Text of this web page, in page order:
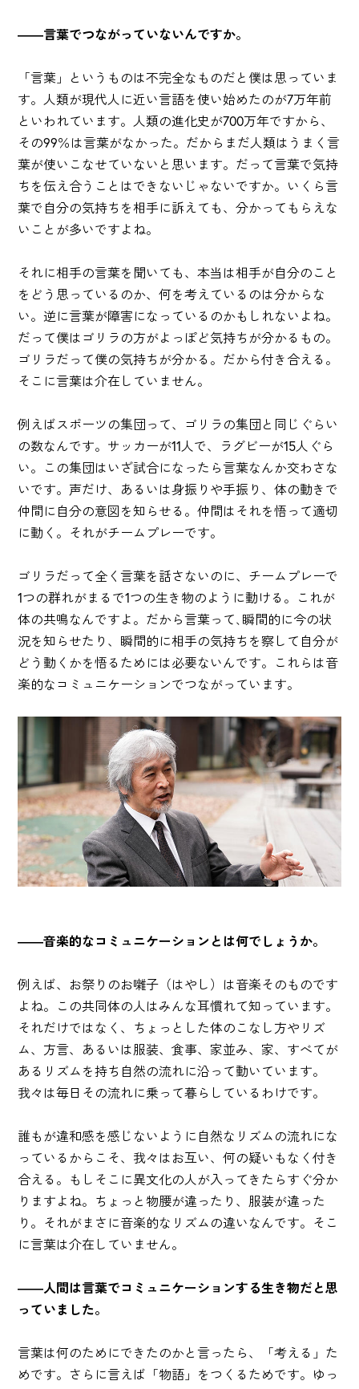
――言葉でつながっていないんですか。
「言葉」というものは不完全なものだと僕は思っていま
す。人類が現代人に近い言語を使い始めたのが7万年前
といわれています。人類の進化史が700万年ですから、
その99％は言葉がなかった。だからまだ人類はうまく言
葉が使いこなせていないと思います。だって言葉で気持
ちを伝え合うことはできないじゃないですか。いくら言
葉で自分の気持ちを相手に訴えても、分かってもらえな
いことが多いですよね。
それに相手の言葉を聞いても、本当は相手が自分のこと
をどう思っているのか、何を考えているのは分からな
い。逆に言葉が障害になっているのかもしれないよね。
だって僕はゴリラの方がよっぽど気持ちが分かるもの。
ゴリラだって僕の気持ちが分かる。だから付き合える。
そこに言葉は介在していません。
例えばスポーツの集団って、ゴリラの集団と同じぐらい
の数なんです。サッカーが11人で、ラグビーが15人ぐら
い。この集団はいざ試合になったら言葉なんか交わさな
いです。声だけ、あるいは身振りや手振り、体の動きで
仲間に自分の意図を知らせる。仲間はそれを悟って適切
に動く。それがチームプレーです。
ゴリラだって全く言葉を話さないのに、チームプレーで
1つの群れがまるで1つの生き物のように動ける。これが
体の共鳴なんですよ。だから言葉って､瞬間的に今の状
況を知らせたり、瞬間的に相手の気持ちを察して自分が
どう動くかを悟るためには必要ないんです。これらは音
楽的なコミュニケーションでつながっています。
――音楽的なコミュニケーションとは何でしょうか。
例えば、お祭りのお囃子（はやし）は音楽そのものです
よね。この共同体の人はみんな耳慣れて知っています。
それだけではなく、ちょっとした体のこなし方やリズ
ム、方言、あるいは服装、食事、家並み、家、すべてが
あるリズムを持ち自然の流れに沿って動いています。
我々は毎日その流れに乗って暮らしているわけです。
誰もが違和感を感じないように自然なリズムの流れにな
っているからこそ、我々はお互い、何の疑いもなく付き
合える。もしそこに異文化の人が入ってきたらすぐ分か
りますよね。ちょっと物腰が違ったり、服装が違った
り。それがまさに音楽的なリズムの違いなんです。そこ
に言葉は介在していません。
――人間は言葉でコミュニケーションする生き物だと思
っていました。
言葉は何のためにできたのかと言ったら、「考える」た
めです。さらに言えば「物語」をつくるためです。ゆっ